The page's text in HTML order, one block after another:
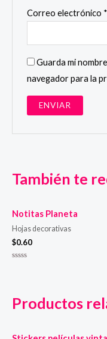
Correo electrónico *
Guarda mi
navegador para la
También te
Notitas Planeta
Hojas decorativas
$0.60
Productos